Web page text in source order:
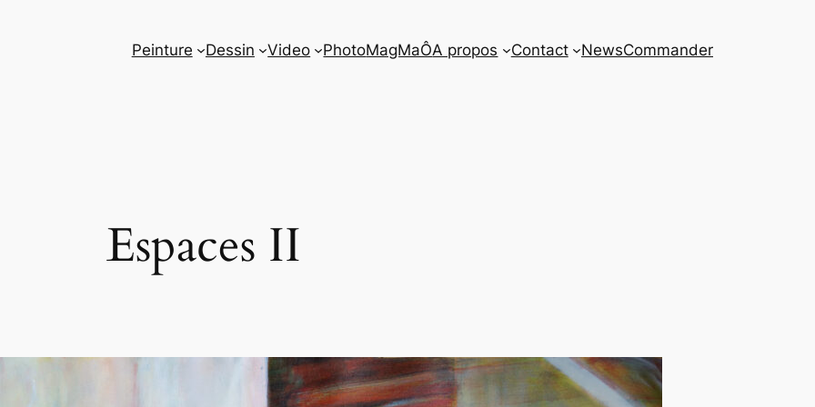
Peinture Dessin Video PhotoMagMaÔA propos Contact NewsCommander
Espaces II